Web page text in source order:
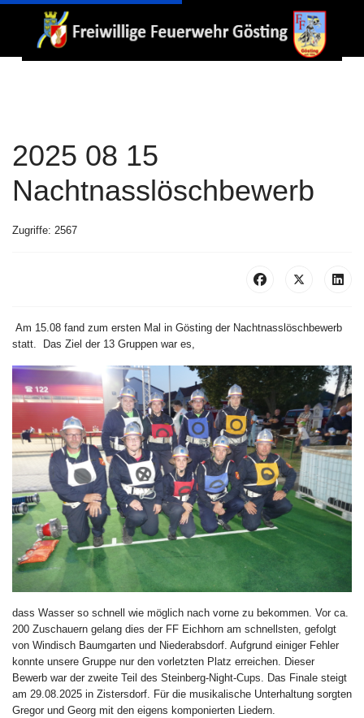
2025 08 15
Nachtnasslöschbewerb
Zugriffe: 2567
Am 15.08 fand zum ersten Mal in Gösting der Nachtnasslöschbewerb
statt. Das Ziel der 13 Gruppen war es,
dass Wasser so schnell wie möglich nach vorne zu bekommen. Vor ca.
200 Zuschauern gelang dies der FF Eichhorn am schnellsten, gefolgt
von Windisch Baumgarten und Niederabsdorf. Aufgrund einiger Fehler
konnte unsere Gruppe nur den vorletzten Platz erreichen. Dieser
Bewerb war der zweite Teil des Steinberg-Night-Cups. Das Finale steigt
am 29.08.2025 in Zistersdorf. Für die musikalische Unterhaltung sorgten
Gregor und Georg mit den eigens komponierten Liedern.